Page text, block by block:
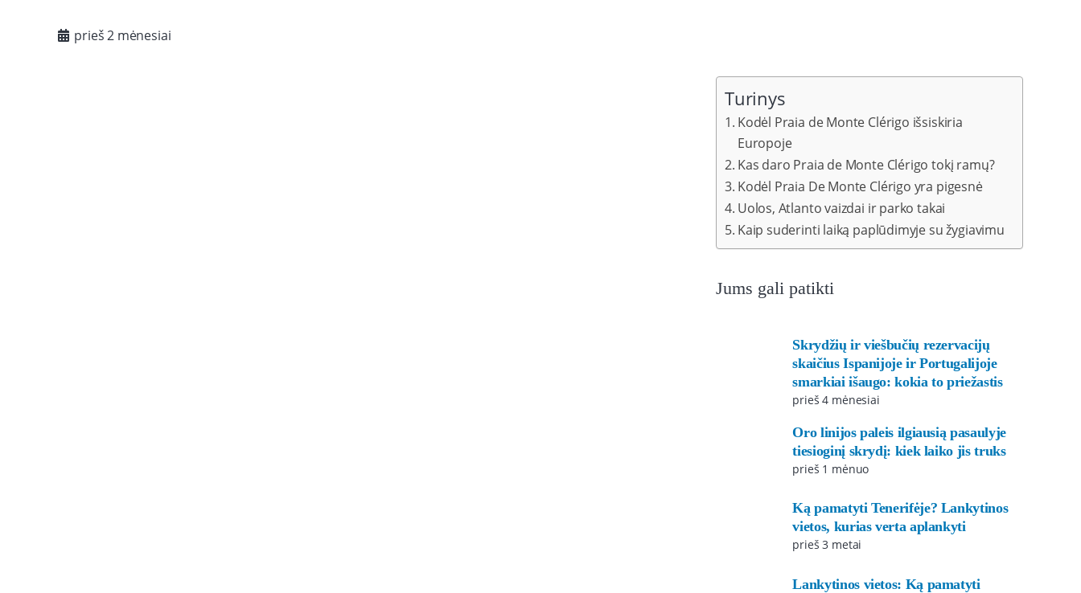
prieš 2 mėnesiai
Turinys
Kodėl Praia de Monte Clérigo išsiskiria
Europoje
Kas daro Praia de Monte Clérigo tokį ramų?
Kodėl Praia De Monte Clérigo yra pigesnė
Uolos, Atlanto vaizdai ir parko takai
Kaip suderinti laiką paplūdimyje su žygiavimu
Jums gali patikti
Skrydžių ir viešbučių rezervacijų
skaičius Ispanijoje ir Portugalijoje
smarkiai išaugo: kokia to priežastis
prieš 4 mėnesiai
Oro linijos paleis ilgiausią pasaulyje
tiesioginį skrydį: kiek laiko jis truks
prieš 1 mėnuo
Ką pamatyti Tenerifėje? Lankytinos
vietos, kurias verta aplankyti
prieš 3 metai
Lankytinos vietos: Ką pamatyti